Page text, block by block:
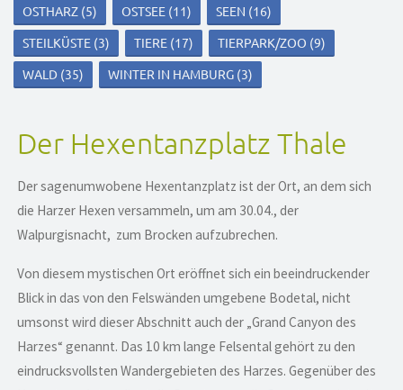
OSTHARZ (5) OSTSEE (11) SEEN (16)
STEILKÜSTE (3) TIERE (17) TIERPARK/ZOO (9)
WALD (35) WINTER IN HAMBURG (3)
Der Hexentanzplatz Thale
Der sagenumwobene Hexentanzplatz ist der Ort, an dem sich
die Harzer Hexen versammeln, um am 30.04., der
Walpurgisnacht, zum Brocken aufzubrechen.
Von diesem mystischen Ort eröffnet sich ein beeindruckender
Blick in das von den Felswänden umgebene Bodetal, nicht
umsonst wird dieser Abschnitt auch der „Grand Canyon des
Harzes“ genannt. Das 10 km lange Felsental gehört zu den
eindrucksvollsten Wandergebieten des Harzes. Gegenüber des